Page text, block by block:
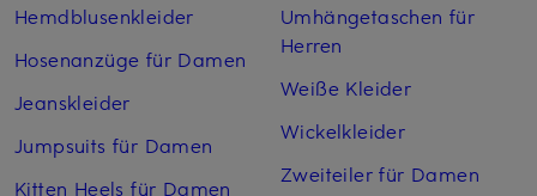
Hemdblusenkleider
Hosenanzüge für Damen
Jeanskleider
Jumpsuits für Damen
Kitten Heels für Damen
Umhängetaschen für
Herren
Weiße Kleider
Wickelkleider
Zweiteiler für Damen